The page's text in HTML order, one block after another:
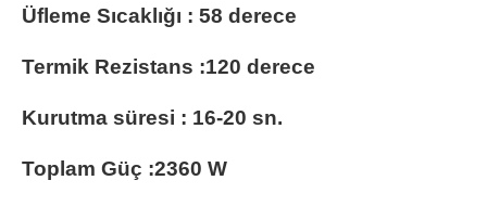
Üfleme Sıcaklığı : 58 derece
Termik Rezistans :120 derece
Kurutma süresi : 16-20 sn.
Toplam Güç :2360 W